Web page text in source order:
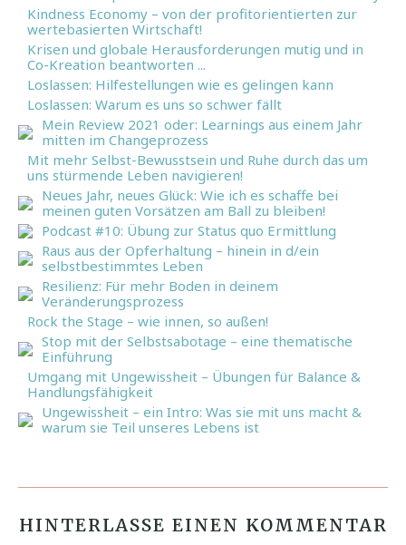
Kindness Economy – von der profitorientierten zur
wertebasierten Wirtschaft!
Krisen und globale Herausforderungen mutig und in
Co-Kreation beantworten ...
Loslassen: Hilfestellungen wie es gelingen kann
Loslassen: Warum es uns so schwer fällt
Mein Review 2021 oder: Learnings aus einem Jahr
mitten im Changeprozess
Mit mehr Selbst-Bewusstsein und Ruhe durch das um
uns stürmende Leben navigieren!
Neues Jahr, neues Glück: Wie ich es schaffe bei
meinen guten Vorsätzen am Ball zu bleiben!
Podcast #10: Übung zur Status quo Ermittlung
Raus aus der Opferhaltung – hinein in d/ein
selbstbestimmtes Leben
Resilienz: Für mehr Boden in deinem
Veränderungsprozess
Rock the Stage – wie innen, so außen!
Stop mit der Selbstsabotage – eine thematische
Einführung
Umgang mit Ungewissheit – Übungen für Balance &
Handlungsfähigkeit
Ungewissheit – ein Intro: Was sie mit uns macht &
warum sie Teil unseres Lebens ist
HINTERLASSE EINEN KOMMENTAR